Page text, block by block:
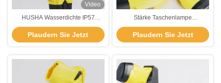
Video
HUSHA Wasserdichte IP57
elektrische Schlagpistole mit
55KV Ausgangsspannung und
wiederaufladbarer Batterie
Plaudern Sie Jetzt
Stärke Taschenlampe
Elektroschockwaffe Polizei
Schockwaffe für Strafverfolgung
Plaudern Sie Jetzt